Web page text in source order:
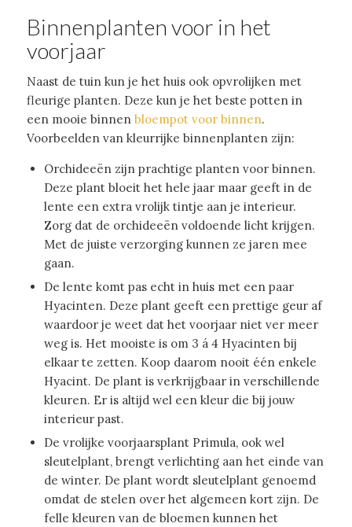
Binnenplanten voor in het
voorjaar
Naast de tuin kun je het huis ook opvrolijken met
fleurige planten. Deze kun je het beste potten in
een mooie binnen bloempot voor binnen.
Voorbeelden van kleurrijke binnenplanten zijn:
Orchideeën zijn prachtige planten voor binnen.
Deze plant bloeit het hele jaar maar geeft in de
lente een extra vrolijk tintje aan je interieur.
Zorg dat de orchideeën voldoende licht krijgen.
Met de juiste verzorging kunnen ze jaren mee
gaan.
De lente komt pas echt in huis met een paar
Hyacinten. Deze plant geeft een prettige geur af
waardoor je weet dat het voorjaar niet ver meer
weg is. Het mooiste is om 3 á 4 Hyacinten bij
elkaar te zetten. Koop daarom nooit één enkele
Hyacint. De plant is verkrijgbaar in verschillende
kleuren. Er is altijd wel een kleur die bij jouw
interieur past.
De vrolijke voorjaarsplant Primula, ook wel
sleutelplant, brengt verlichting aan het einde van
de winter. De plant wordt sleutelplant genoemd
omdat de stelen over het algemeen kort zijn. De
felle kleuren van de bloemen kunnen het